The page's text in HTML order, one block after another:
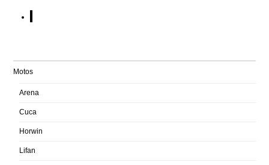
Motos
Arena
Cuca
Horwin
Lifan